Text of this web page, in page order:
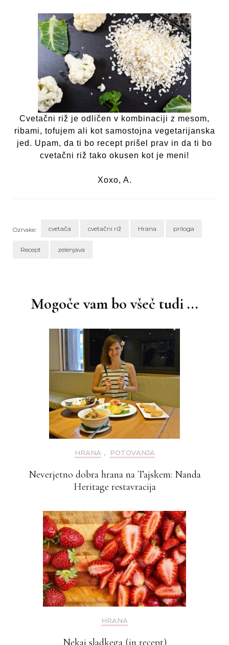
Cvetačni riž je odličen v kombinaciji z mesom,
ribami, tofujem ali kot samostojna vegetarijanska
jed. Upam, da ti bo recept prišel prav in da ti bo
cvetačni riž tako okusen kot je meni!
Xoxo, A.
Oznake: cvetača cvetačni riž Hrana priloga
Recept zelenjava
Mogoče vam bo všeč tudi ...
HRANA , POTOVANJA
Neverjetno dobra hrana na Tajskem: Nanda
Heritage restavracija
HRANA
Nekaj sladkega (in recept)